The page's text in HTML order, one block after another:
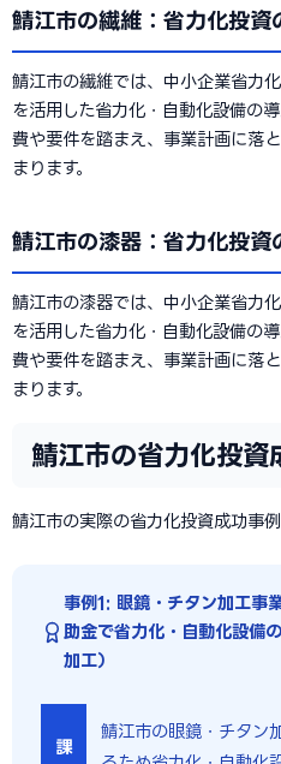
鯖江市の繊維：省力化投資
鯖江市の繊維では、中小企業省力
を活用した省力化・自動化設備の
費や要件を踏まえ、事業計画に落
まります。
鯖江市の漆器：省力化投資
鯖江市の漆器では、中小企業省力
を活用した省力化・自動化設備の
費や要件を踏まえ、事業計画に落
まります。
鯖江市の省力化投資
鯖江市の実際の省力化投資成功事例
事例1: 眼鏡・チタン加工事
助金で省力化・自動化設備
加工）
課
鯖江市の眼鏡・チタン